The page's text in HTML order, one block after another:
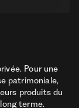
Pour une
patrimoniale,
produits du
terme.